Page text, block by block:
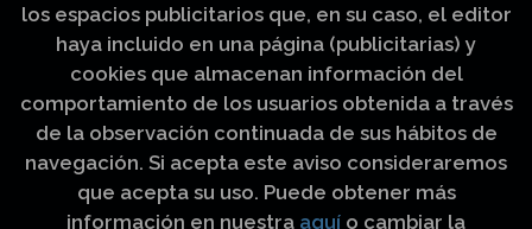
los espacios publicitarios que, en su caso, el editor
haya incluido en una página (publicitarias) y
cookies que almacenan información del
comportamiento de los usuarios obtenida a través
de la observación continuada de sus hábitos de
navegación. Si acepta este aviso consideraremos
que acepta su uso. Puede obtener más
información en nuestra aquí o cambiar la